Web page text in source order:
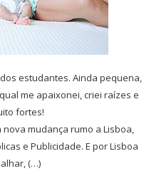
estudantes. Ainda pequena,
me apaixonei, criei raízes e
fortes!
mudança rumo a Lisboa,
e Publicidade. E por Lisboa
(…)